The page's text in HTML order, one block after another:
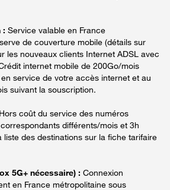
: Service valable en France
de couverture mobile (détails sur
les nouveaux clients Internet ADSL avec
internet mobile de 200Go/mois
service de votre accès internet et au
suivant la souscription.
coût du service des numéros
différents/mois et 3h
liste des destinations sur la fiche tarifaire
5G+ nécessaire) : Connexion
en France métropolitaine sous